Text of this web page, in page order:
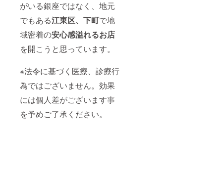
がいる銀座ではなく、地元
でもある江東区、下町で地
域密着の安心感溢れるお店
を開こうと思っています。
※法令に基づく医療、診療行
為ではございません。効果
には個人差がございます事
を予めご了承ください。